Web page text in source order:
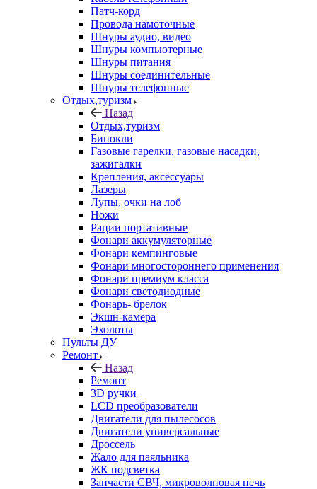
Патч-корд
Провода намоточные
Шнуры аудио, видео
Шнуры компьютерные
Шнуры питания
Шнуры соединительные
Шнуры телефонные
Отдых,туризм
Назад
Отдых,туризм
Бинокли
Газовые гарелки, газовые насадки,
зажигалки
Крепления, аксессуары
Лазеры
Лупы, очки на лоб
Ножи
Рации портативные
Фонари аккумуляторные
Фонари кемпинговые
Фонари многостороннего применения
Фонари премиум класса
Фонари светодиодные
Фонарь- брелок
Экшн-камера
Эхолоты
Пульты ДУ
Ремонт
Назад
Ремонт
3D ручки
LCD преобразователи
Двигатели для пылесосов
Двигатели универсальные
Дроссель
Жало для паяльника
ЖК подсветка
Запчасти СВЧ, микроволновая печь